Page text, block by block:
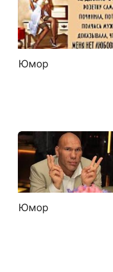
Юмор
Юмор